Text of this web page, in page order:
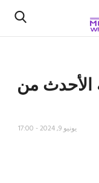
الأحدث من
يونيو 9, 2024 - 17:00